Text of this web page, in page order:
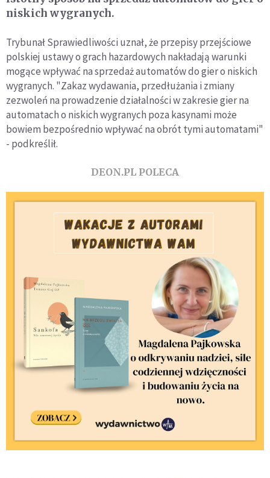
niskich wygranych.
Trybunał Sprawiedliwości uznał, że przepisy przejściowe
polskiej ustawy o grach hazardowych nakładają warunki
mogące wpływać na sprzedaż automatów do gier o niskich
wygranych. "Zakaz wydawania, przedłużania i zmiany
zezwoleń na prowadzenie działalności w zakresie gier na
automatach o niskich wygranych poza kasynami może
bowiem bezpośrednio wpływać na obrót tymi automatami"
- podkreślił.
DEON.PL POLECA